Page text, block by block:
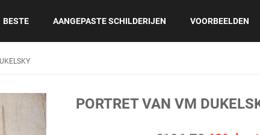
BESTE AANGEPASTE SCHILDERIJEN VOORBEELDEN
PORTRET VAN VM